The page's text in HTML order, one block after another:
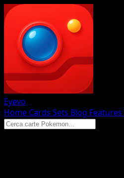
Eyevo
Home Cards Sets Blog Features